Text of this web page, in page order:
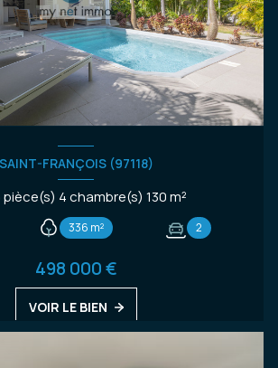
SAINT-FRANÇOIS (97118)
Villa 5 pièce(s) 4 chambre(s) 130 m²
336 m² 2
498 000 €
VOIR LE BIEN